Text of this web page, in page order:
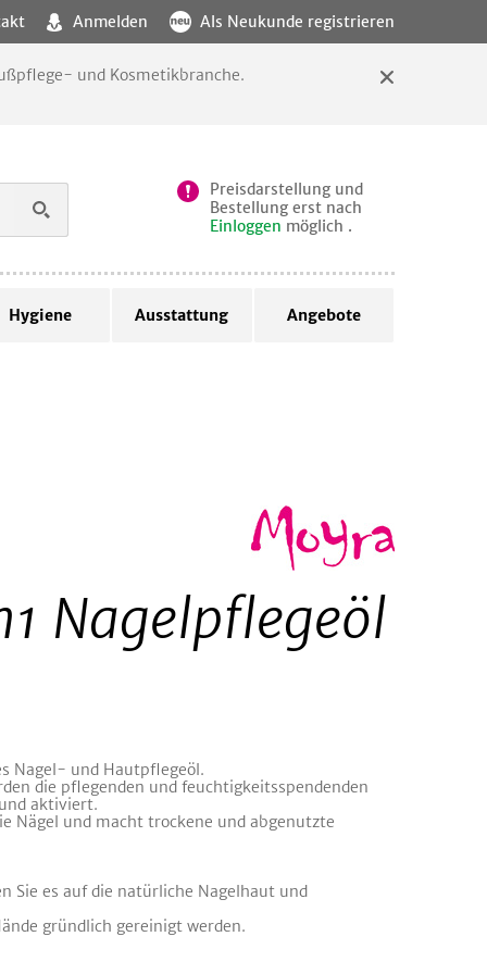
Anmelden Als Neukunde registrieren
und Kosmetikbranche.
Preisdarstellung und
Bestellung erst nach
Einloggen möglich .
Hygiene Ausstattung Angebote
Nagelpflegeöl
Nagel- und Hautpflegeöl.
die pflegenden und feuchtigkeitsspendenden
aktiviert.
Nägel und macht trockene und abgenutzte
Sie es auf die natürliche Nagelhaut und
gründlich gereinigt werden.